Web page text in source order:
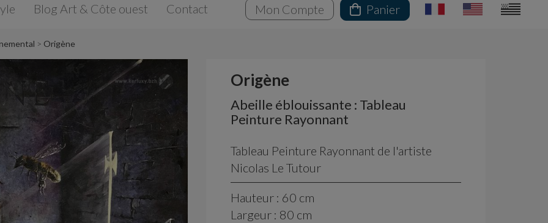
Blog Art & Côte ouest Contact Mon Compte Panier
Origène
Origène
Abeille éblouissante : Tableau
Peinture Rayonnant
Tableau Peinture Rayonnant de l'artiste
Nicolas Le Tutour
Hauteur : 60 cm
Largeur : 80 cm